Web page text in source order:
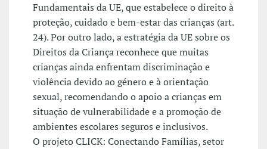
Fundamentais da UE, que estabelece o direito à
proteção, cuidado e bem-estar das crianças (art.
24). Por outro lado, a estratégia da UE sobre os
Direitos da Criança reconhece que muitas
crianças ainda enfrentam discriminação e
violência devido ao género e à orientação
sexual, recomendando o apoio a crianças em
situação de vulnerabilidade e a promoção de
ambientes escolares seguros e inclusivos.
O projeto CLICK: Conectando Famílias, setor